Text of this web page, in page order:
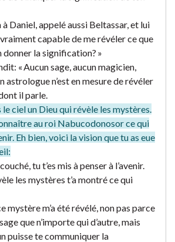
à Daniel, appelé aussi Beltassar, et lui
capable de me révéler ce que
donner la signification? »
« Aucun sage, aucun magicien,
astrologue n’est en mesure de révéler
il parle.
ciel un Dieu qui révèle les mystères.
au roi Nabucodonosor ce qui
Eh bien, voici la vision que tu as eue
tu t’es mis à penser à l’avenir.
les mystères t’a montré ce qui
mystère m’a été révélé, non pas parce
que n’importe qui d’autre, mais
puisse te communiquer la